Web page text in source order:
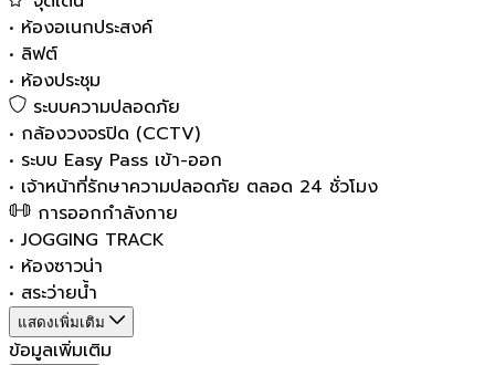
• ห้องอเนกประสงค์
• ลิฟต์
• ห้องประชุม
ระบบความปลอดภัย
• กล้องวงจรปิด (CCTV)
• ระบบ Easy Pass เข้า-ออก
• เจ้าหน้าที่รักษาความปลอดภัย ตลอด 24 ชั่วโมง
การออกกำลังกาย
• JOGGING TRACK
• ห้องซาวน่า
• สระว่ายน้ำ
แสดงเพิ่มเติม
ข้อมูลเพิ่มเติม